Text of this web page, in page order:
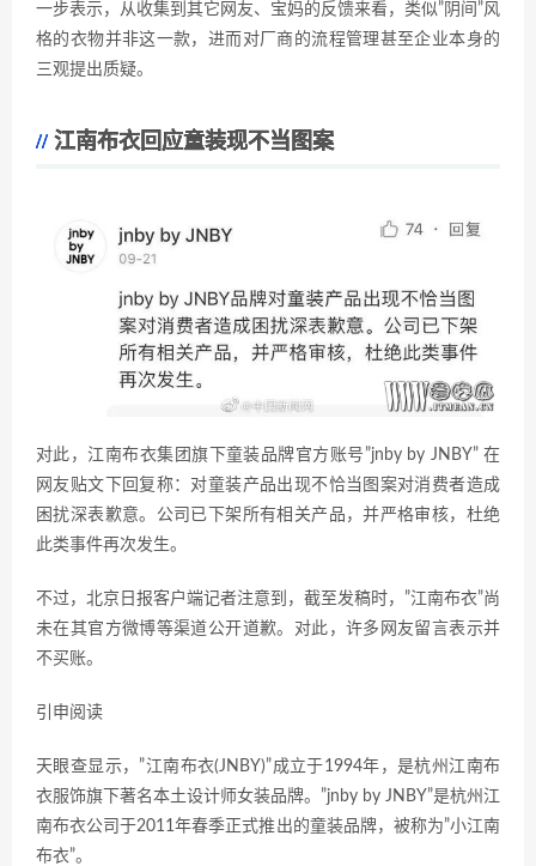
一步表示，从收集到其它网友、宝妈的反馈来看，类似”阴间”风
格的衣物并非这一款，进而对厂商的流程管理甚至企业本身的
三观提出质疑。
江南布衣回应童装现不当图案
对此，江南布衣集团旗下童装品牌官方账号”jnby by JNBY” 在
网友贴文下回复称：对童装产品出现不恰当图案对消费者造成
困扰深表歉意。公司已下架所有相关产品，并严格审核，杜绝
此类事件再次发生。
不过，北京日报客户端记者注意到，截至发稿时，”江南布衣”尚
未在其官方微博等渠道公开道歉。对此，许多网友留言表示并
不买账。
引申阅读
天眼查显示，”江南布衣(JNBY)”成立于1994年，是杭州江南布
衣服饰旗下著名本土设计师女装品牌。”jnby by JNBY”是杭州江
南布衣公司于2011年春季正式推出的童装品牌，被称为”小江南
布衣”。